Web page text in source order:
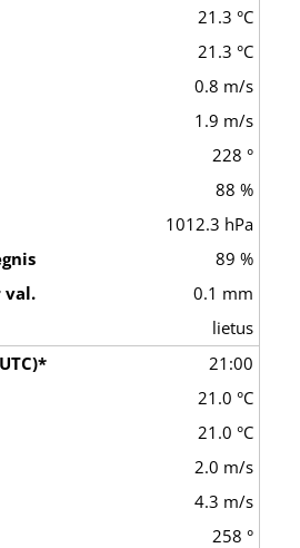
21.3 °C
21.3 °C
0.8 m/s
1.9 m/s
228 °
88 %
1012.3 hPa
89 %
0.1 mm
lietus
21:00
21.0 °C
21.0 °C
2.0 m/s
4.3 m/s
258 °